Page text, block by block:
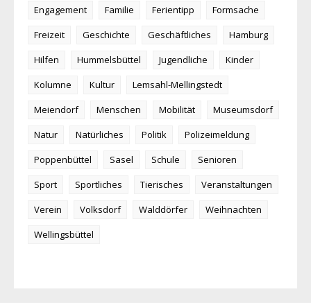
Engagement
Familie Ferientipp
Formsache
Freizeit
Geschichte Geschäftliches
Hamburg
Hilfen
Hummelsbüttel Jugendliche
Kinder
Kolumne
Kultur
Lemsahl-Mellingstedt
Meiendorf
Menschen Mobilität
Museumsdorf
Natur
Natürliches Politik
Polizeimeldung
Poppenbüttel
Sasel Schule
Senioren
Sport
Sportliches Tierisches
Veranstaltungen
Verein
Volksdorf Walddörfer
Weihnachten
Wellingsbüttel